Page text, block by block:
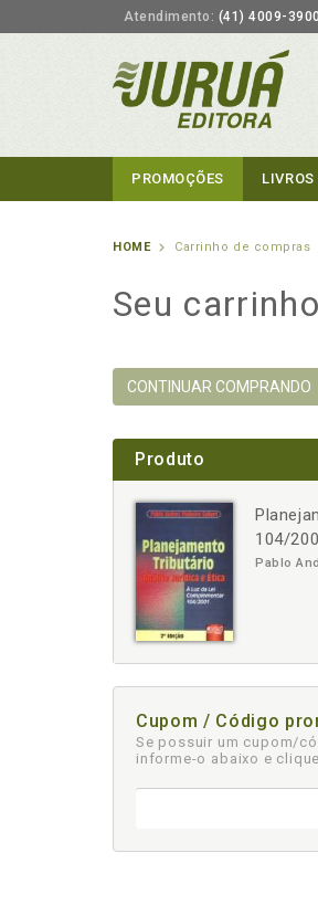
Atendimento: (41) 4009-3900
PROMOÇÕES LIVROS
HOME Carrinho de compras
Seu carrinho
CONTINUAR COMPRANDO
Produto
104/
Pablo
Cupom / Código
Se possuir um cupom/
informe-o abaixo e